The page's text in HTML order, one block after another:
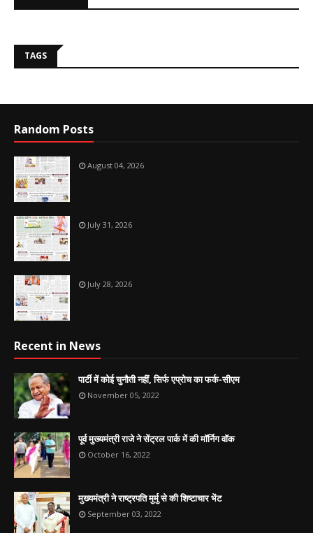
TAGS
Random Posts
August 04, 2026
July 31, 2026
July 28, 2026
Recent in News
पार्टी में कोई चुनौती नहीं, सिर्फ एप्रोच का फर्क-सीएम
November 05, 2022
पूर्व मुख्यमंत्री राजे ने सेंट्रल पार्क में की मॉर्निग वॉक
October 16, 2022
मुख्यमंत्री ने राष्ट्रपति मुर्मु से की शिष्टाचार भेंट
September 03, 2022